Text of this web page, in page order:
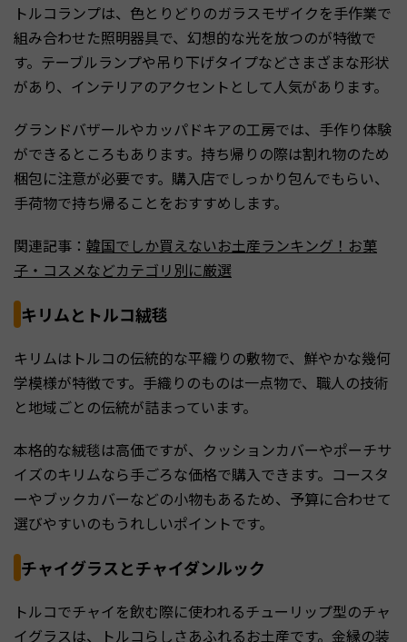
トルコランプは、色とりどりのガラスモザイクを手作業で
組み合わせた照明器具で、幻想的な光を放つのが特徴で
す。テーブルランプや吊り下げタイプなどさまざまな形状
があり、インテリアのアクセントとして人気があります。
グランドバザールやカッパドキアの工房では、手作り体験
ができるところもあります。持ち帰りの際は割れ物のため
梱包に注意が必要です。購入店でしっかり包んでもらい、
手荷物で持ち帰ることをおすすめします。
関連記事： 韓国でしか買えないお土産ランキング！お菓
子・コスメなどカテゴリ別に厳選
キリムとトルコ絨毯
キリムはトルコの伝統的な平織りの敷物で、鮮やかな幾何
学模様が特徴です。手織りのものは一点物で、職人の技術
と地域ごとの伝統が詰まっています。
本格的な絨毯は高価ですが、クッションカバーやポーチサ
イズのキリムなら手ごろな価格で購入できます。コースタ
ーやブックカバーなどの小物もあるため、予算に合わせて
選びやすいのもうれしいポイントです。
チャイグラスとチャイダンルック
トルコでチャイを飲む際に使われるチューリップ型のチャ
イグラスは、トルコらしさあふれるお土産です。金縁の装